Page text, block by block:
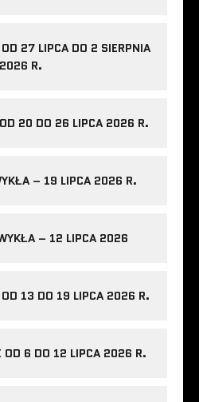
27 LIPCA DO 2 SIERPNIA
2026 R.
20 DO 26 LIPCA 2026 R.
– 19 LIPCA 2026 R.
– 12 LIPCA 2026
13 DO 19 LIPCA 2026 R.
OD 6 DO 12 LIPCA 2026 R.